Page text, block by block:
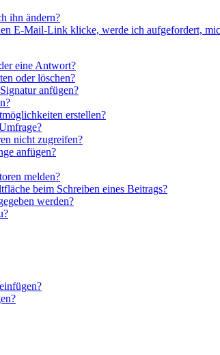
ihn ändern?
E-Mail-Link klicke, werde ich aufgefordert,
eine Antwort?
oder löschen?
anfügen?
erstellen?
nicht zugreifen?
anfügen?
melden?
beim Schreiben eines Beitrags?
werden?